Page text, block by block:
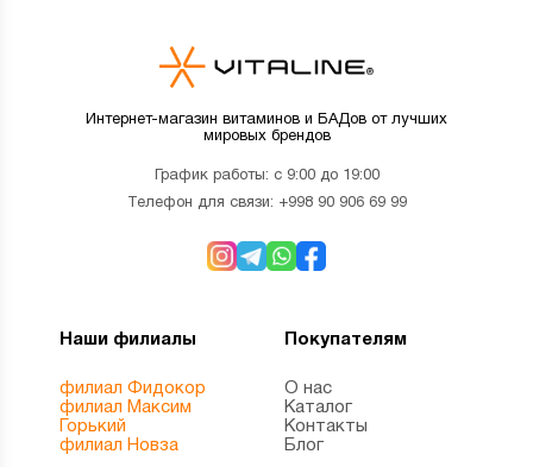
Интернет-магазин витаминов и БАДов от лучших
мировых брендов
График работы: с 9:00 до 19:00
Телефон для связи: +998 90 906 69 99
Наши филиалы
филиал Фидокор
филиал Максим
Горький
филиал Новза
Покупателям
О нас
Каталог
Контакты
Блог